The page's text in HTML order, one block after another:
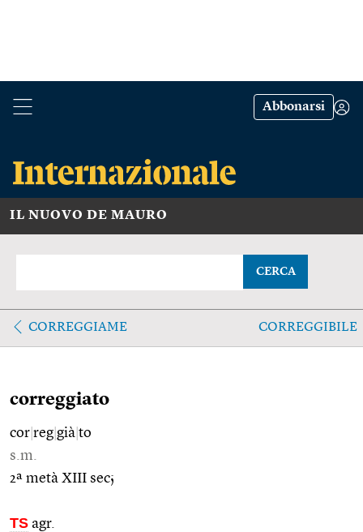
Abbonarsi
IL NUOVO DE MAURO
CERCA
CORREGGIAME CORREGGIBILE
correggiato
cor reg già to
s.m.
2ª metà XIII sec;
TS agr.